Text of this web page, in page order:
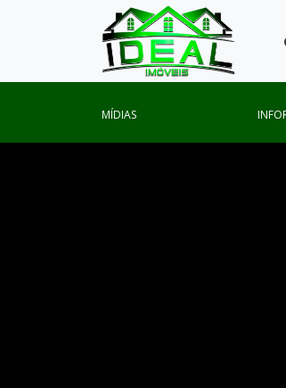
MÍDIAS